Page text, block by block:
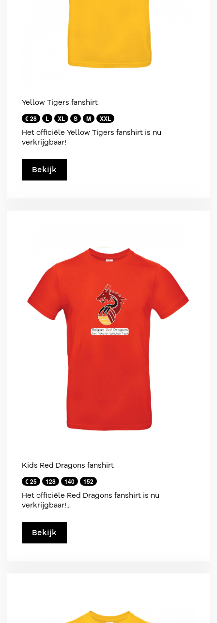
Yellow Tigers fanshirt
€ 28 L XL S M XXL
Het officiële Yellow Tigers fanshirt is nu
verkrijgbaar!
Bekijk
Kids Red Dragons fanshirt
€ 25 128 140 152
Het officiële Red Dragons fanshirt is nu
verkrijgbaar!...
Bekijk